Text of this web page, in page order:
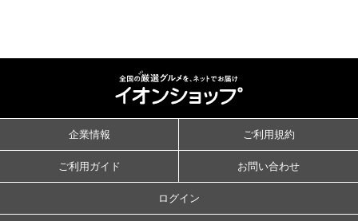
企業情報 ご利用規約
ご利用ガイド お問い合わせ
ログイン